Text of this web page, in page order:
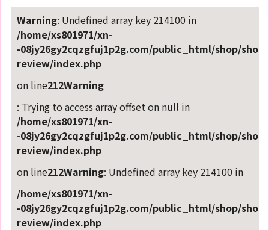
Warning: Undefined array key 214100 in
/home/xs801971/xn-
-08jy26gy2cqzgfuj1p2g.com/public_html/shop/shop-
review/index.php
on line212Warning
: Trying to access array offset on null in
/home/xs801971/xn-
-08jy26gy2cqzgfuj1p2g.com/public_html/shop/shop-
review/index.php
on line212Warning: Undefined array key 214100 in
/home/xs801971/xn-
-08jy26gy2cqzgfuj1p2g.com/public_html/shop/shop-
review/index.php